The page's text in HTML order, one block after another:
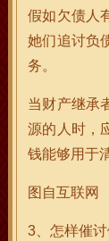
假如欠债人
她们追讨负
务。
当财产继承
源的人时，
钱能够用于
图自互联网
3、怎样催